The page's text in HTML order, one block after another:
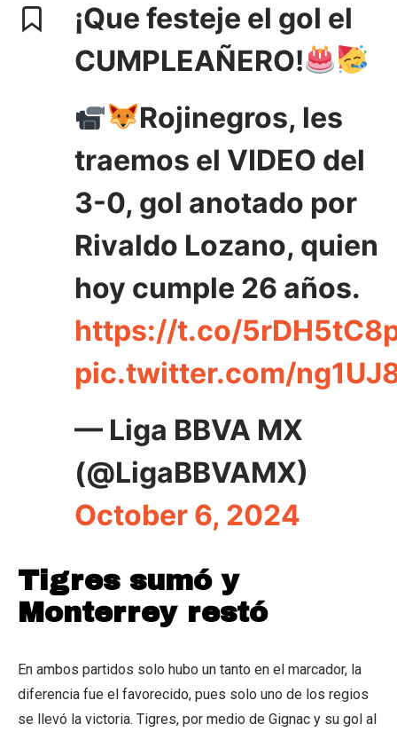
¡Que festeje el gol el
CUMPLEAÑERO!
Rojinegros, les
traemos el VIDEO del
3-0, gol anotado por
Rivaldo Lozano, quien
hoy cumple 26 años.
https://t.co/
pic.twitter.com/
— Liga BBVA MX
(@LigaBBVAMX)
October 6, 2024
Tigres sumó y
Monterrey restó
En ambos partidos solo hubo un tanto en el marcador, la
diferencia fue el favorecido, pues solo uno de los regios
se llevó la victoria. Tigres, por medio de Gignac y su gol al